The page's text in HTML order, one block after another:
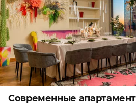
Современные